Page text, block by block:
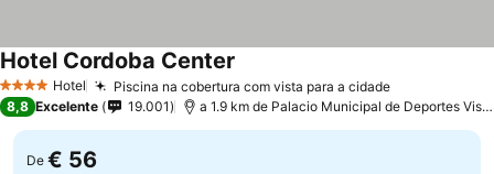
4 EstrelasHotel Piscina na cobertura com vista para a cidade
Hotel Cordoba Center
8,8 Excelente 19.001 a 1.9 km de Palacio Municipal de Deportes Vista Alegre
De € 56